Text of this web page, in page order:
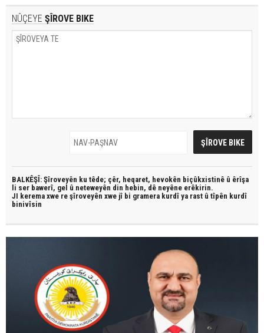
NÛÇEYE ŞÎROVE BIKE
BALKÊŞÎ: Şîroveyên ku têde; çêr, heqaret, hevokên biçûkxistinê û êrîşa
li ser bawerî, gel û neteweyên din hebin, dê neyêne erêkirin.
JI kerema xwe re şîroveyên xwe jî bi gramera kurdî ya rast û tîpên kurdî
binivîsin